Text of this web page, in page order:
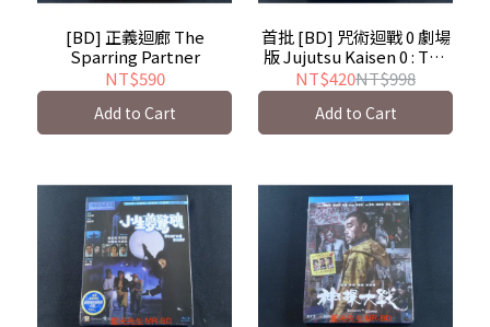
[BD] 正義迴廊 The
Sparring Partner
NT$590
Add to Cart
首批 [BD] 咒術迴戰 0 劇場
版 Jujutsu Kaisen 0 : The
Movie
NT$420NT$998
Add to Cart